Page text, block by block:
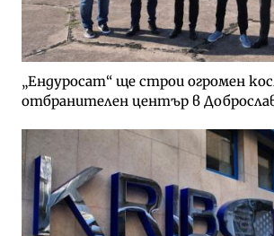
„Ендуросат“ ще строи огромен
отбранителен център в